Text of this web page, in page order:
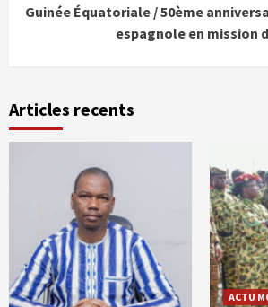
Guinée Équatoriale / 50ème
espagnole en mission
Articles recents
ACTU